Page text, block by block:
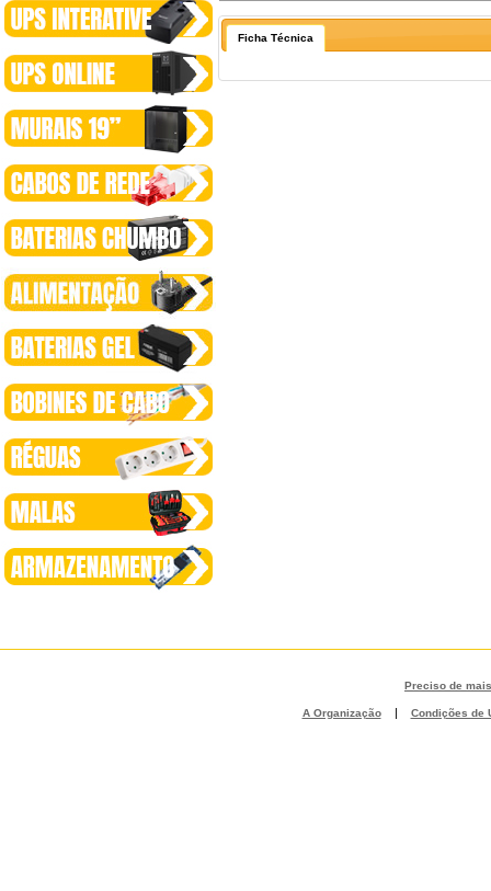
Ficha Técnica
Preciso de
A Organização | Condições de